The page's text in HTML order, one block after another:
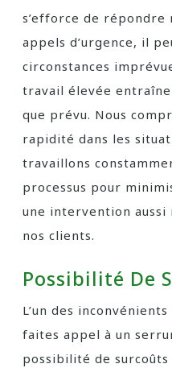
s’efforce de répondre
appels d’urgence, il
circonstances
travail élevée
que prévu. Nous
rapidité dans les
travaillons
processus pour
une intervention
nos clients.
Possibilité De
L’un des
faites appel à un
possibilité de surcoûts